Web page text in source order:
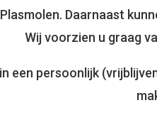
Daarnaast
Wij voorzien u graag
een persoonlijk